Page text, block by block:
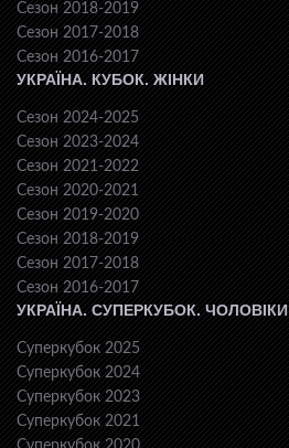
Сезон 2018-2019
Сезон 2017-2018
Сезон 2016-2017
УКРАЇНА. КУБОК. ЖІНКИ
Сезон 2024-2025
Сезон 2023-2024
Сезон 2021-2022
Сезон 2020-2021
Сезон 2019-2020
Сезон 2018-2019
Сезон 2017-2018
Сезон 2016-2017
УКРАЇНА. СУПЕРКУБОК. ЧОЛОВІКИ
Суперкубок 2025
Суперкубок 2024
Суперкубок 2023
Суперкубок 2021